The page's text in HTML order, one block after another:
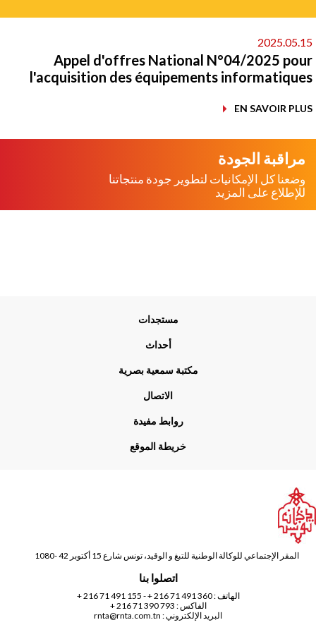
Appel d'offres National N°04/2025
l'acquisition des équipements
EN SAVOIR
مراقبة الجودة
وضعنا كل الإمكانيات لتطوير جودة منتجاتنا
للإطلاع على المزيد
مستجدات
أحداث
مكتبة سمعية بصرية
الاتصال
روابط مفيدة
خريطة الموقع
المقر الإجتماعي للوكالة الوطنية للتبغ و الوقيد، تونس شارع 15 أكتوبر 42 -1080
اتصلوا بنا
الهاتف :360 491 71 216 +
-
155 491 71 216 +
الفاكس : 793 390 71 216 +
البريد الإلكتروني :rnta@rnta.com.tn